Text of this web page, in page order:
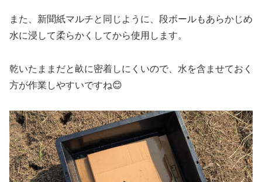
また、新聞紙マルチと同じように、段ボールもあらかじめ
水に浸して柔らかくしてから使用します。
乾いたままだと畝に密着しにくいので、水を含ませておく
方が作業しやすいですね😊